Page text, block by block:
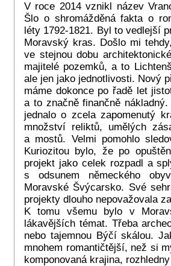
V roce 2014 vznikl název
Šlo o shromážděná fakta o
léty 1792-1821. Byl to vedlejší
Moravský kras. Došlo mi
ve stejnou dobu
majitelé pozemků, a to
ale jen jako jednotlivosti. Nový
máme dokonce po řadě let
a to značně finančně
jednalo o zcela zapomenutý
množství reliktů, umělých
a mostů. Velmi pomohlo
Kuriozitou bylo, že po
projekt jako celek rozpadl a
s odsunem německého
Moravské Švýcarsko. Své
projekty dlouho nepovažovala
K tomu všemu bylo v
lákavějších témat. Třeba
nebo tajemnou Býčí skálou.
mnohem romantičtější, než si
komponovaná krajina,